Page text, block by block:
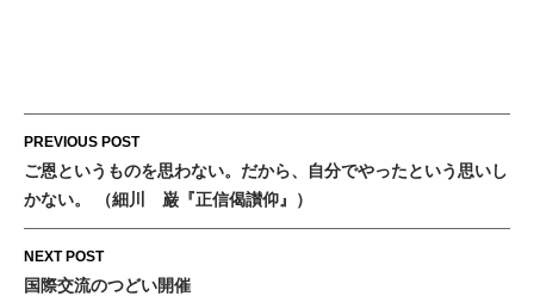
Post
navigation
PREVIOUS POST
ご恩というものを思わない。だから、自分でやったという思いし
かない。 （細川 巌『正信偈讃仰』）
NEXT POST
国際交流のつどい開催